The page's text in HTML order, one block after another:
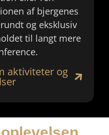
af bjergenes
og eksklusiv
til langt mere
aktiviteter og